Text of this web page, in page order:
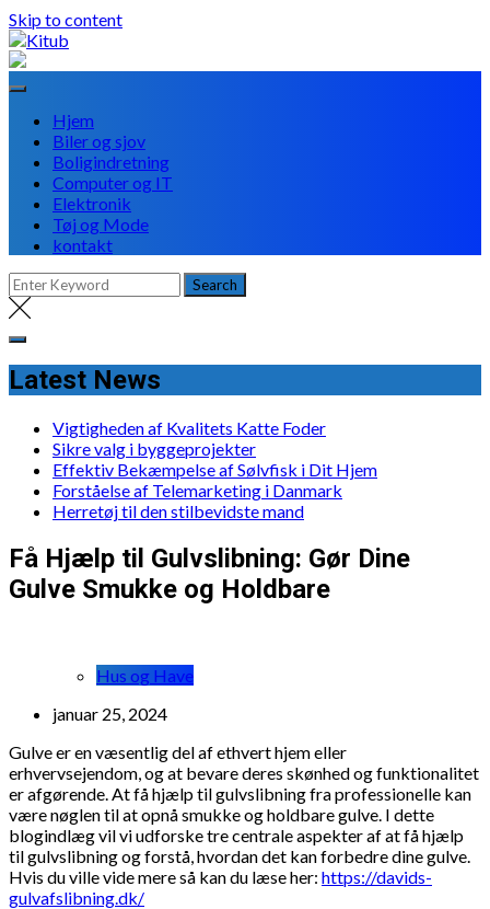
Skip to content
Hjem
Biler og sjov
Boligindretning
Computer og IT
Elektronik
Tøj og Mode
kontakt
Latest News
Vigtigheden af Kvalitets Katte Foder
Sikre valg i byggeprojekter
Effektiv Bekæmpelse af Sølvfisk i Dit Hjem
Forståelse af Telemarketing i Danmark
Herretøj til den stilbevidste mand
Få Hjælp til Gulvslibning: Gør Dine
Gulve Smukke og Holdbare
Hus og Have
januar 25, 2024
Gulve er en væsentlig del af ethvert hjem eller
erhvervsejendom, og at bevare deres skønhed og funktionalitet
er afgørende. At få hjælp til gulvslibning fra professionelle kan
være nøglen til at opnå smukke og holdbare gulve. I dette
blogindlæg vil vi udforske tre centrale aspekter af at få hjælp
til gulvslibning og forstå, hvordan det kan forbedre dine gulve.
Hvis du ville vide mere så kan du læse her: https://davids-
gulvafslibning.dk/